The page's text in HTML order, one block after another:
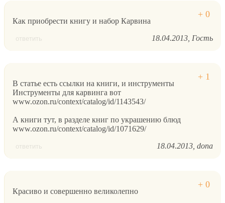
Как приобрести книгу и набор Карвина
ответить 18.04.2013 Гость
В статье есть ссылки на книги, и инструменты
Инструменты для карвинга вот
www.ozon.ru/context/catalog/id/1143543/
А книги тут, в разделе книг по украшению блюд
www.ozon.ru/context/catalog/id/1071629/
ответить 18.04.2013 dona
Красиво и совершенно великолепно